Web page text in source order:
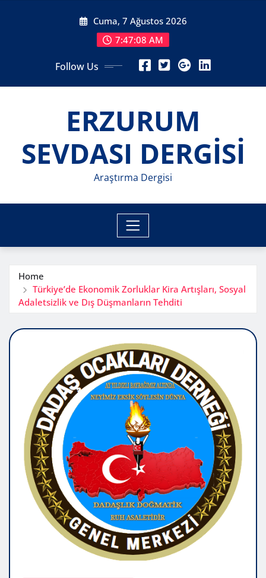
Cuma, 7 Ağustos 2026
7:47:10 AM
Follow Us
ERZURUM
SEVDASI DERGİSİ
Araştırma Dergisi
Home
Türkiye’de Ekonomik Zorluklar Kira Artışları, Sosyal
Adaletsizlik ve Dış Düşmanların Tehditi